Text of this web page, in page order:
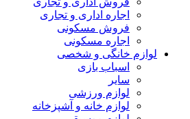
اجاره اداری و تجاری
فروش مسکونی
اجاره مسکونی
لوازم خانگی و شخصی
اسباب بازی
سایر
لوازم ورزشی
لوازم خانه و آشپزخانه